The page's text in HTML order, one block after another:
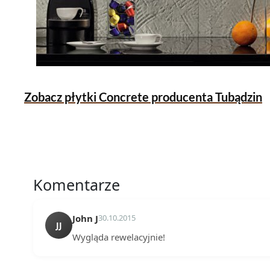
Zobacz płytki Concrete producenta Tubądzin
Komentarze
JJ
John J30.10.2015
Wygląda rewelacyjnie!